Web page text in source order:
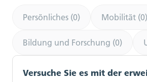
Persönliches (0) Mobilität (0)
Bildung und Forschung (0)
Versuche Sie es mit der